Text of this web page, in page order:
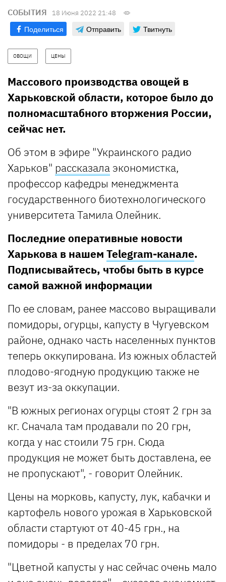
СОБЫТИЯ 18 Июня 2022 21:48
Поделиться Отправить Твитнуть
ОВОЩИ ЦЕНЫ
Массового производства овощей в
Харьковской области, которое было до
полномасштабного вторжения России,
сейчас нет.
Об этом в эфире "Украинского радио
Харьков" рассказала экономистка,
профессор кафедры менеджмента
государственного биотехнологического
университета Тамила Олейник.
Последние оперативные новости
Харькова в нашем Telegram-канале.
Подписывайтесь, чтобы быть в курсе
самой важной информации
По ее словам, ранее массово выращивали
помидоры, огурцы, капусту в Чугуевском
районе, однако часть населенных пунктов
теперь оккупирована. Из южных областей
плодово-ягодную продукцию также не
везут из-за оккупации.
"В южных регионах огурцы стоят 2 грн за
кг. Сначала там продавали по 20 грн,
когда у нас стоили 75 грн. Сюда
продукция не может быть доставлена, ее
не пропускают", - говорит Олейник.
Цены на морковь, капусту, лук, кабачки и
картофель нового урожая в Харьковской
области стартуют от 40-45 грн., на
помидоры - в пределах 70 грн.
"Цветной капусты у нас сейчас очень мало